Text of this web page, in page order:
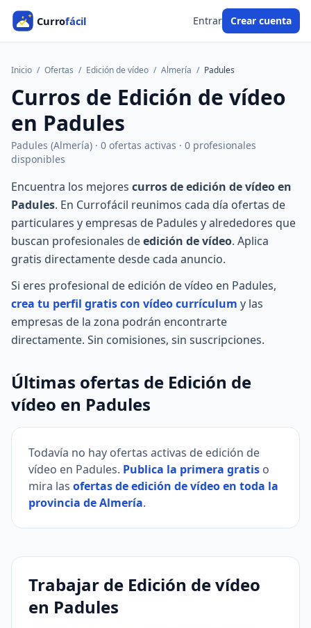
Entrar Crear cuenta
Inicio / Ofertas / Edición de vídeo / Almería / Padules
Curros de Edición de vídeo
en Padules
Padules (Almería) · 0 ofertas activas · 0 profesionales
disponibles
Encuentra los mejores curros de edición de vídeo en
Padules. En Currofácil reunimos cada día ofertas de
particulares y empresas de Padules y alrededores que
buscan profesionales deedición de vídeo. Aplica
gratis directamente desde cada anuncio.
Si eres profesional de edición de vídeo en Padules,
crea tu perfil gratis con vídeo currículum y las
empresas de la zona podrán encontrarte
directamente. Sin comisiones, sin suscripciones.
Últimas ofertas de Edición de
vídeo en Padules
Todavía no hay ofertas activas de edición de
vídeo en Padules. Publica la primera gratis o
mira las ofertas de edición de vídeo en toda la
provincia de Almería.
Trabajar de Edición de vídeo
en Padules